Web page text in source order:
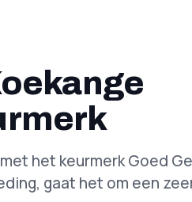
het keurmerk Goed
gaat het om een